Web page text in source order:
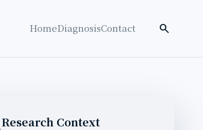
HomeDiagnosisContact 検索を開く
search
Research Context